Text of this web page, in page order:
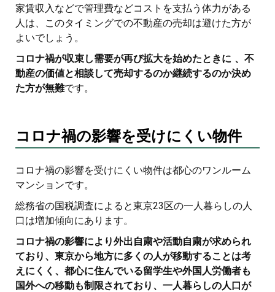
家賃収入などで管理費などコストを支払う体力がある
人は、このタイミングでの不動産の売却は避けた方が
よいでしょう。
コロナ禍が収束し需要が再び拡大を始めたときに 、不
動産の価値と相談して売却するのか継続するのか決め
た方が無難です。
コロナ禍の影響を受けにくい物件
コロナ禍の影響を受けにくい物件は都心のワンルーム
マンションです。
総務省の国税調査によると東京23区の一人暮らしの人
口は増加傾向にあります。
コロナ禍の影響により外出自粛や活動自粛が求められ
ており、東京から地方に多くの人が移動することは考
えにくく、都心に住んでいる留学生や外国人労働者も
国外への移動も制限されており、一人暮らしの人口が